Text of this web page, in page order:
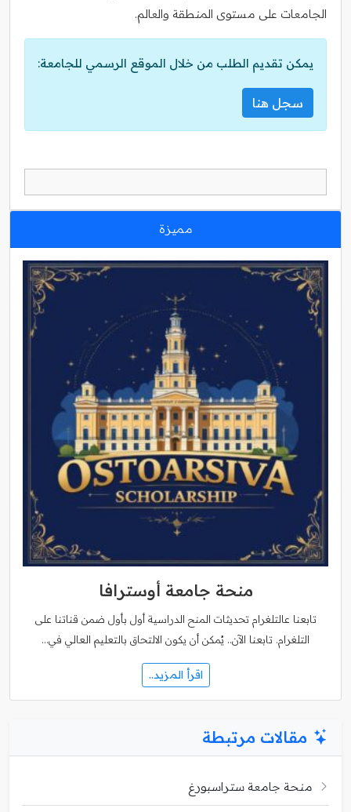
الجامعات على مستوى المنطقة والعالم.
يمكن تقديم الطلب من خلال الموقع الرسمي للجامعة:
سجل هنا
مميزة
منحة جامعة أوسترافا
تابعنا عالتلغرام تحديثات المنح الدراسية أول بأول ضمن قناتنا على
التلغرام. تابعنا الآن.. يُمكن أن يكون الالتحاق بالتعليم العالي في…
اقرأ المزيد..
مقالات مرتبطة
منحة جامعة ستراسبورغ